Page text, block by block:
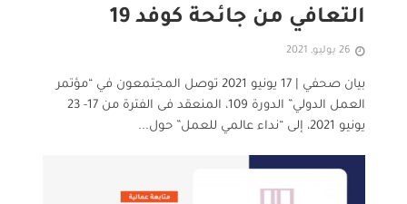
التعافي من جائحة كوفد 19
26 يوليو, 2021
بيان صحفي | 17 يونيو 2021 توصل المجتمعون في “مؤتمر
العمل الدولي” الدورة 109، المنعقد فى الفترة من 17- 23
يونيو 2021، إلى “نداء عالمي للعمل” حول...